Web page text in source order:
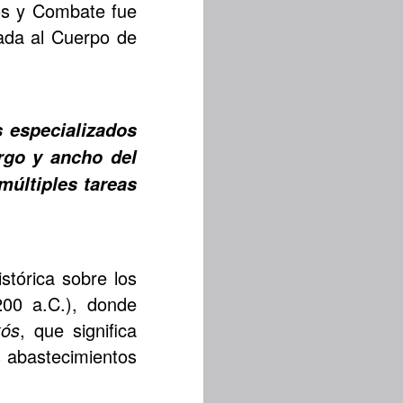
y Combate fue
al Cuerpo de
y ancho del
tareas
sobre los
a.C.), donde
, que significa